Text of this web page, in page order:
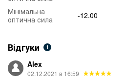
Мінімальна
оптична сила
-12.00
Відгуки 1
Alex
02.12.2021 в 16:59